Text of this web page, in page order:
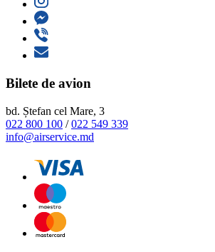
Bilete de avion
bd. Ștefan cel Mare, 3
022 800 100 /022 549 339
info@airservice.md